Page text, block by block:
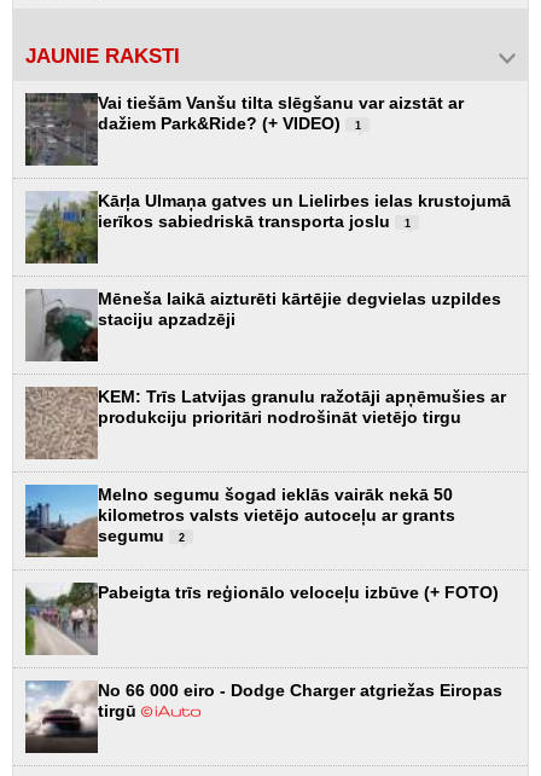
JAUNIE RAKSTI
Vai tiešām Vanšu tilta slēgšanu var aizstāt ar
dažiem Park&Ride? (+ VIDEO)
1
Kārļa Ulmaņa gatves un Lielirbes ielas krustojumā
ierīkos sabiedriskā transporta joslu
1
Mēneša laikā aizturēti kārtējie degvielas uzpildes
staciju apzadzēji
KEM: Trīs Latvijas granulu ražotāji apņēmušies ar
produkciju prioritāri nodrošināt vietējo tirgu
Melno segumu šogad ieklās vairāk nekā 50
kilometros valsts vietējo autoceļu ar grants
segumu
2
Pabeigta trīs reģionālo veloceļu izbūve (+ FOTO)
No 66 000 eiro - Dodge Charger atgriežas Eiropas
tirgū